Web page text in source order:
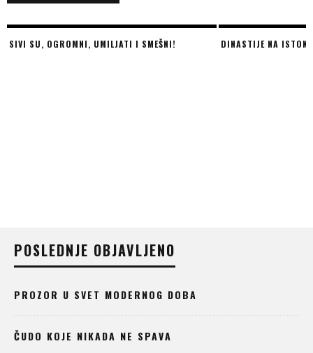
DINASTIJE NA ISTOKU
POSLEDNJE OBJAVLJENO
PROZOR U SVET MODERNOG DOBA
ČUDO KOJE NIKADA NE SPAVA